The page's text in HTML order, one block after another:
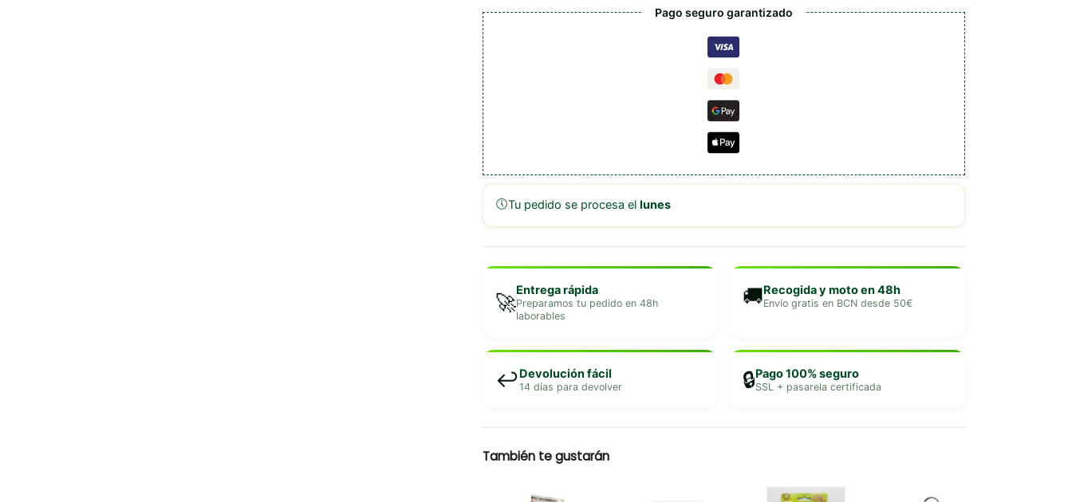
Pago seguro garantizado
🕔Tu pedido se procesa el lunes
🚀Entrega rápida
Preparamos tu pedido en 48h
laborables
🚚Recogida y moto en 48h
Envío gratis en BCN desde 50€
↩️Devolución fácil
14 días para devolver 🔒Pago 100% seguro
SSL + pasarela certificada
También te gustarán